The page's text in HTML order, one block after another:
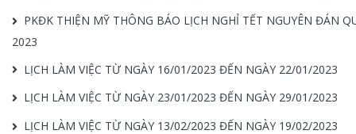
PKĐK THIỆN MỸ THÔNG BÁO LỊCH NGHỈ TẾT NGUYÊN ĐÁN
2023
LỊCH LÀM VIỆC TỪ NGÀY 16/01/2023 ĐẾN NGÀY 22/01/2023
LỊCH LÀM VIỆC TỪ NGÀY 23/01/2023 ĐẾN NGÀY 29/01/2023
LỊCH LÀM VIỆC TỪ NGÀY 13/02/2023 ĐẾN NGÀY 19/02/2023